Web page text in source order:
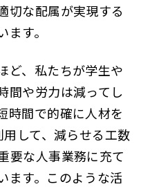
切な配属が実現する
す。
ど、私たちが学生や
間や労力は減ってし
時間で的確に人材を
して、減らせる工数
要な人事業務に充て
ます。このような活